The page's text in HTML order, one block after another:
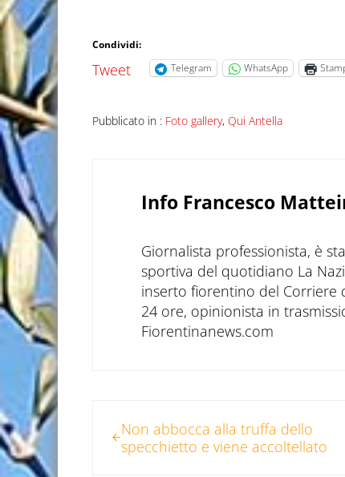
Condividi:
Tweet Telegram WhatsApp
Pubblicato in : Foto gallery, Qui Antella
Info Francesco
Giornalista professionista, è
sportiva del quotidiano La
inserto fiorentino del Corriere
24 ore, opinionista in
Fiorentinanews.com
Non abbocca alla truffa dello
specchietto e viene accoltellato